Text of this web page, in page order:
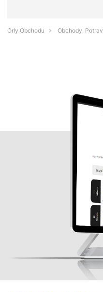
Orly Obchodu Obchody,